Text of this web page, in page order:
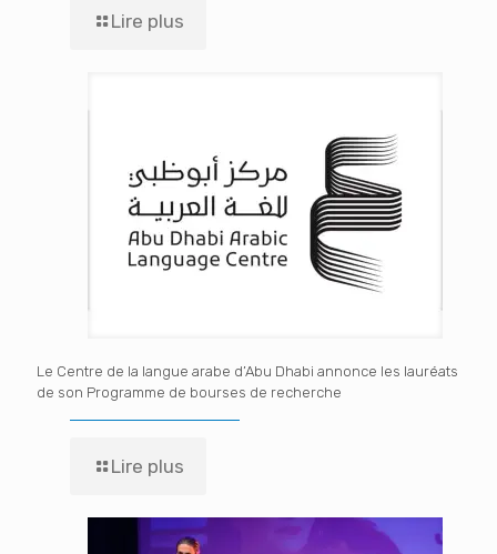
Lire plus
Le Centre de la langue arabe d’Abu Dhabi annonce les lauréats
de son Programme de bourses de recherche
Lire plus